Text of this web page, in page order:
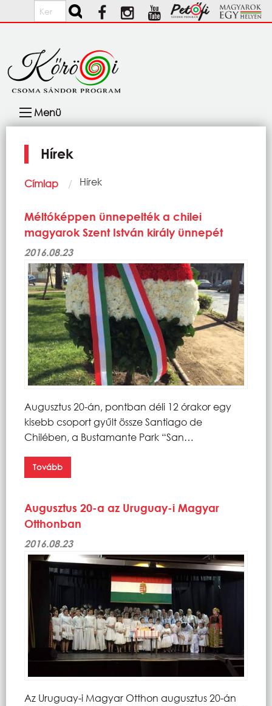
Ugrás a tartalomra
Keresés
navigáció
Menü
Hírek
Morzsa
Címlap Current:
Hírek
Méltóképpen ünnepelték a chilei
magyarok Szent István király ünnepét
2016.08.23
Augusztus 20-án, pontban déli 12 órakor egy
kisebb csoport gyűlt össze Santiago de
Chilében, a Bustamante Park “San…
Tovább
Augusztus 20-a az Uruguay-i Magyar
Otthonban
2016.08.23
Az Uruguay-i Magyar Otthon augusztus 20-án